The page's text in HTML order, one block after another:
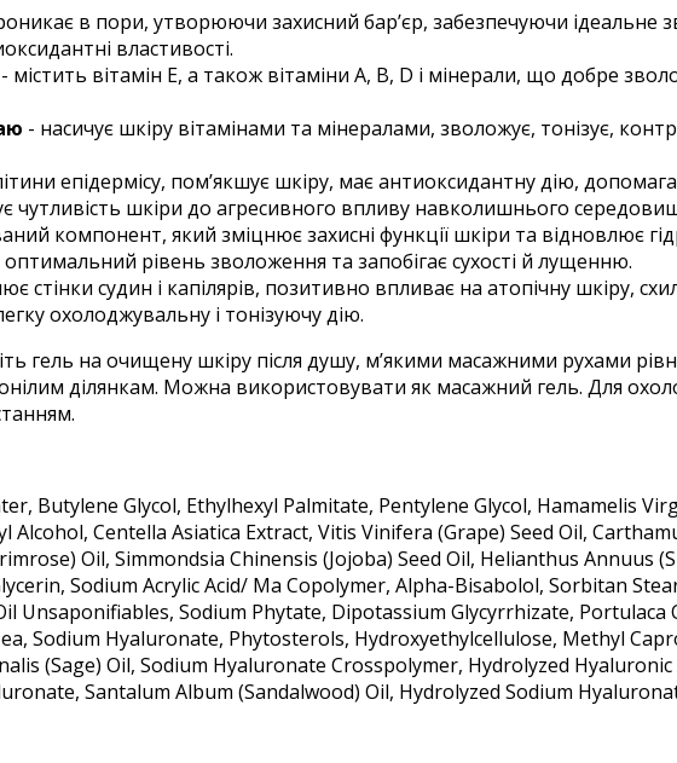
в пори, утворюючи захисний бар’єр, забезпечуючи ідеальне
властивості.
- містить вітамін Е, а також вітаміни А, В, D і мінерали, що добре
- насичує шкіру вітамінами та мінералами, зволожує, тонізує,
епідермісу, пом’якшує шкіру, має антиоксидантну дію,
чутливість шкіри до агресивного впливу навколишнього
компонент, який зміцнює захисні функції шкіри та відновлює
оптимальний рівень зволоження та запобігає сухості й лущенню.
стінки судин і капілярів, позитивно впливає на атопічну шкіру,
охолоджувальну і тонізуючу дію.
гель на очищену шкіру після душу, м’якими масажними рухами
ділянкам. Можна використовувати як масажний гель. Для
Butylene Glycol, Ethylhexyl Palmitate, Pentylene Glycol, Hamamelis
Alcohol, Centella Asiatica Extract, Vitis Vinifera (Grape) Seed Oil,
Oil, Simmondsia Chinensis (Jojoba) Seed Oil, Helianthus Annuus
Sodium Acrylic Acid/ Ma Copolymer, Alpha-Bisabolol, Sorbitan
Unsaponifiables, Sodium Phytate, Dipotassium Glycyrrhizate,
Sodium Hyaluronate, Phytosterols, Hydroxyethylcellulose, Methyl
(Sage) Oil, Sodium Hyaluronate Crosspolymer, Hydrolyzed
Santalum Album (Sandalwood) Oil, Hydrolyzed Sodium